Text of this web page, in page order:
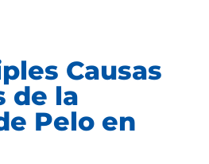
Causas
de la
Pelo en